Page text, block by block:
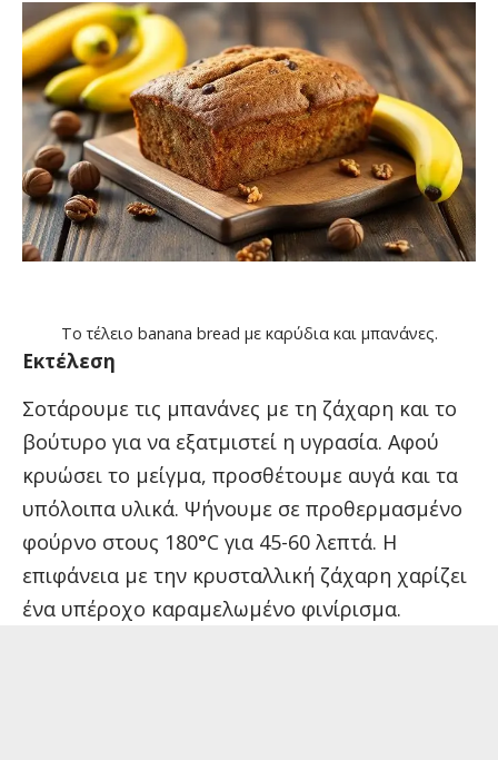
Το τέλειο banana bread με καρύδια και μπανάνες.
Εκτέλεση
Σοτάρουμε τις μπανάνες με τη ζάχαρη και το
βούτυρο για να εξατμιστεί η υγρασία. Αφού
κρυώσει το μείγμα, προσθέτουμε αυγά και τα
υπόλοιπα υλικά. Ψήνουμε σε προθερμασμένο
φούρνο στους 180°C για 45-60 λεπτά. Η
επιφάνεια με την κρυσταλλική ζάχαρη χαρίζει
ένα υπέροχο καραμελωμένο φινίρισμα.